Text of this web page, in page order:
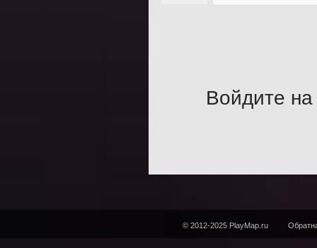
Войдите на
© 2012-2025 PlayMap.ru